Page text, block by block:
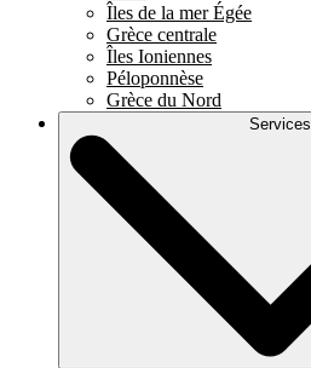
Îles de la mer Égée
Grèce centrale
Îles Ioniennes
Péloponnèse
Grèce du Nord
Services